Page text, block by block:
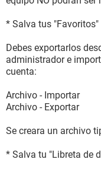
* Salva tus "Favoritos"
Debes exportarlos
administrador e
cuenta:
Archivo - Importar
Archivo - Exportar
Se creara un archivo
* Salva tu "Libreta de